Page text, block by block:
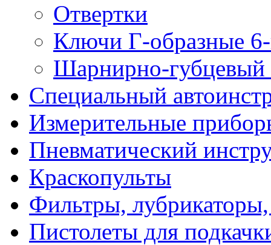
Отвертки
Ключи Г-образные
Шарнирно-губцевый
Специальный
Измерительные
Пневматический
Краскопульты
Фильтры,
Пистолеты для